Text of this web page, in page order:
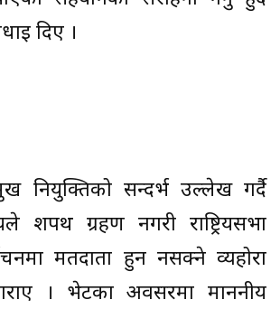
दिए ।
नियुक्तिको सन्दर्भ उल्लेख गर्दै
शपथ ग्रहण नगरी राष्ट्रियसभा
मतदाता हुन नसक्ने व्यहोरा
। भेटका अवसरमा माननीय